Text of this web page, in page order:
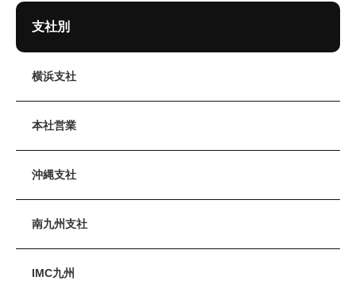
支社別
横浜支社
本社営業
沖縄支社
南九州支社
IMC九州